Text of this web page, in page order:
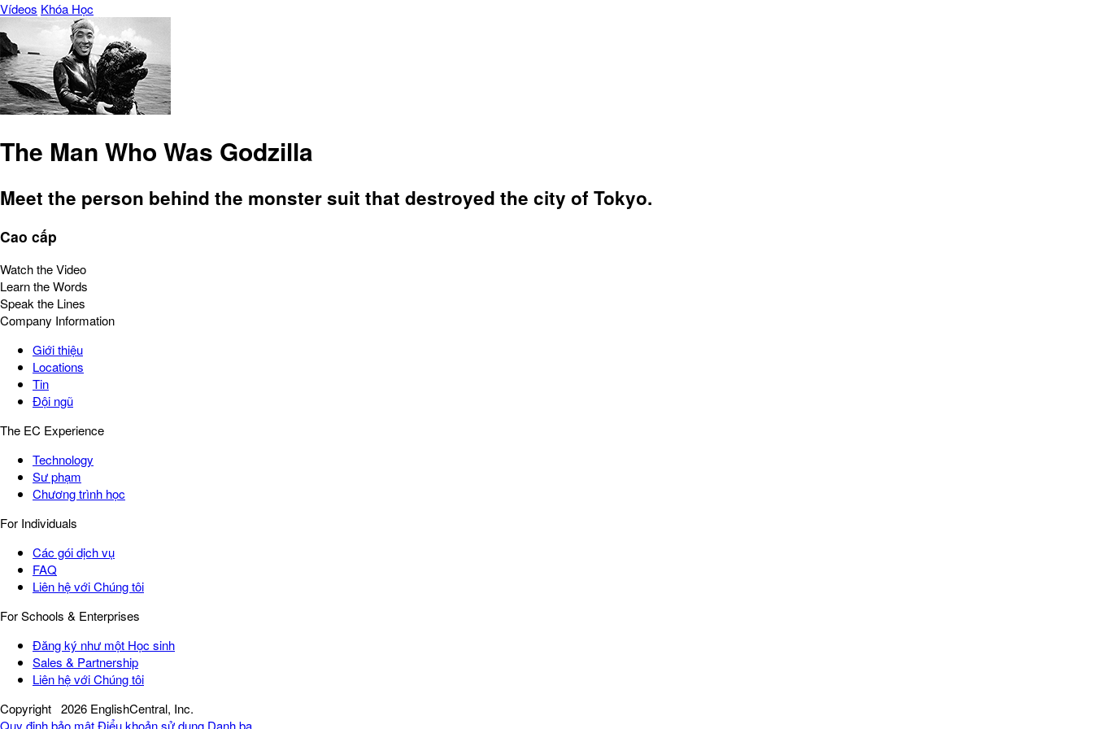
Vídeos Khóa Học
The Man Who Was Godzilla
Meet the person behind the monster suit that destroyed the city of Tokyo.
Cao cấp
Watch the Video
Learn the Words
Speak the Lines
Company Information
Giới thiệu
Locations
Tin
Đội ngũ
The EC Experience
Technology
Sư phạm
Chương trình học
For Individuals
Các gói dịch vụ
FAQ
Liên hệ với Chúng tôi
For Schools & Enterprises
Đăng ký như một Học sinh
Sales & Partnership
Liên hệ với Chúng tôi
Copyright 2026 EnglishCentral, Inc.